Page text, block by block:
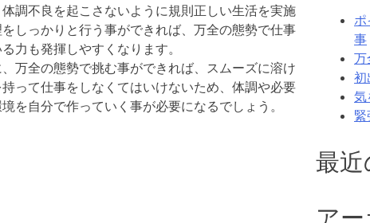
調不良を起こさないように規則正しい生活を実施
しっかりと行う事ができれば、万全の態勢で仕事
力も発揮しやすくなります。
万全の態勢で挑む事ができれば、スムーズに溶け
って仕事をしなくてはいけないため、体調や必要
を自分で作っていく事が必要になるでしょう。
ポ
事
万
初
気
最